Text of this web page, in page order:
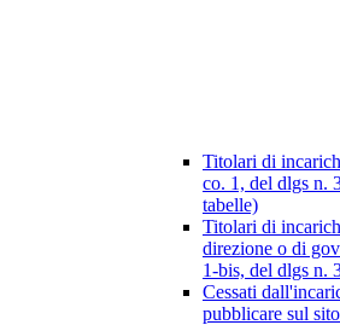
Titolari di
co. 1, del dlgs n.
tabelle)
Titolari di
direzione o di
1-bis, del dlgs n.
Cessati
pubblicare sul